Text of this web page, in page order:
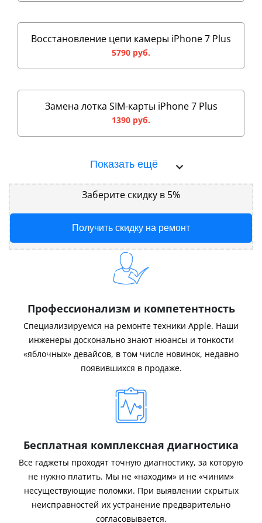
Восстановление цепи камеры iPhone 7 Plus
5790 руб.
Замена лотка SIM-карты iPhone 7 Plus
1390 руб.
Показать ещё
Заберите скидку в 5%
Получить скидку на ремонт
Профессионализм и компетентность
Специализируемся на ремонте техники Apple. Наши
инженеры досконально знают нюансы и тонкости
«яблочных» девайсов, в том числе новинок, недавно
появившихся в продаже.
Бесплатная комплексная диагностика
Все гаджеты проходят точную диагностику, за которую
не нужно платить. Мы не «находим» и не «чиним»
несуществующие поломки. При выявлении скрытых
неисправностей их устранение предварительно
согласовывается.